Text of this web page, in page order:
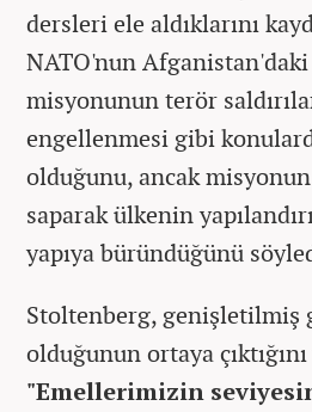
dersleri ele aldıklarını
NATO'nun Afganistan'daki
misyonunun terör
engellenmesi gibi
olduğunu, ancak misyonun
saparak ülkenin
yapıya büründüğünü
Stoltenberg, genişletilmiş
olduğunun ortaya
"Emellerimizin